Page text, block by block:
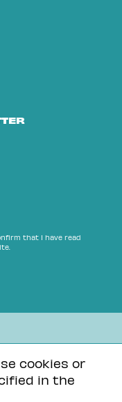
cookies or
in the
that I have read
distribuiti con